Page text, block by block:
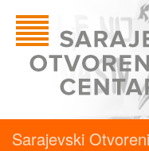
Sarajevski